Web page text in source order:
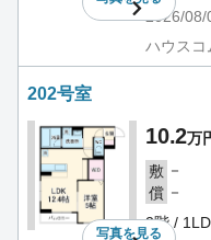
2026/08/
ハウスコ
202号室
写真を見る
10.2万
敷 －
償 －
2階 /